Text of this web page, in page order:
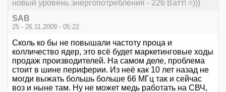
новый уровень энергопотребления - 226 Ватт! =)))
SAB
25 - 26.11.2009 - 05:22
Сколь ко бы не повышали частоту проца и
колличество ядер, это всё будет маркетинговые ходы
продаж производителей. На самом деле, проблема
стоит в шине периферии. Из неё как 10 лет назад не
могди выжать большь больше 66 МГц так и сейчас
воз и ныне там. Ну не может медь работать на СВЧ,